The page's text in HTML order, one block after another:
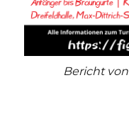
Bericht von